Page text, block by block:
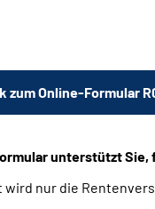
zum Online-Formular
unterstützt
wird nur die